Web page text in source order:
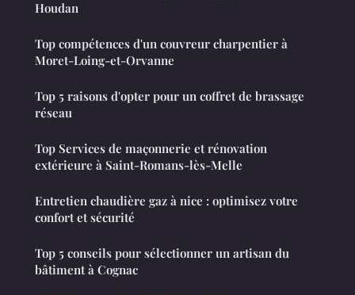
Houdan
Top compétences d'un couvreur charpentier à
Moret-Loing-et-Orvanne
Top 5 raisons d'opter pour un coffret de brassage
réseau
Top Services de maçonnerie et rénovation
extérieure à Saint-Romans-lès-Melle
Entretien chaudière gaz à nice : optimisez votre
confort et sécurité
Top 5 conseils pour sélectionner un artisan du
bâtiment à Cognac